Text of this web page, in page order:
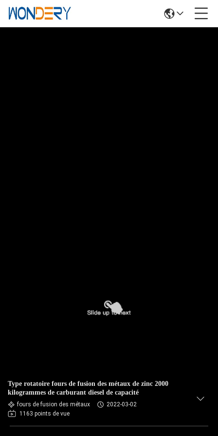
Type rotatoire fours de fusion des métaux de zinc 2000
kilogrammes de carburant diesel de capacité
fours de fusion des métaux
2022-03-02
1163 points de vue